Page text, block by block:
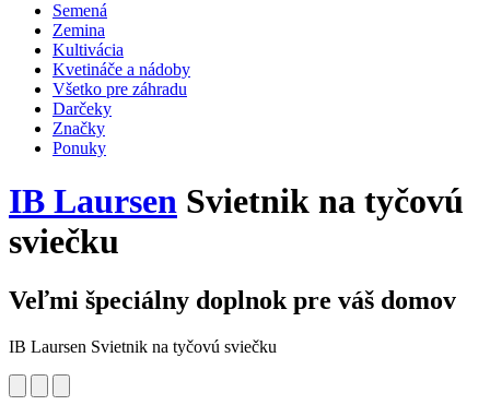
Semená
Zemina
Kultivácia
Kvetináče a nádoby
Všetko pre záhradu
Darčeky
Značky
Ponuky
IB Laursen Svietnik na tyčovú
sviečku
Veľmi špeciálny doplnok pre váš domov
IB Laursen Svietnik na tyčovú sviečku